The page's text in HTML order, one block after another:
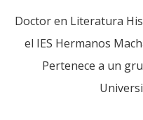
Doctor en Literatura
el IES Hermanos
Pertenece a un